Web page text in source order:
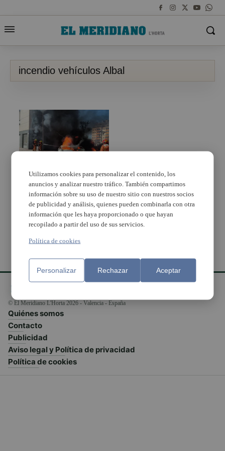
incendio vehículos Albal
Tres vehículos
calcinados por un
incendio en Albal
© El Meridiano L'Horta 2026 - Valencia - España
Quiénes somos
Contacto
Publicidad
Aviso legal y Política de privacidad
Política de cookies
Utilizamos cookies para personalizar el contenido, los
anuncios y analizar nuestro tráfico. También compartimos
información sobre su uso de nuestro sitio con nuestros socios
de publicidad y análisis, quienes pueden combinarla con otra
información que les haya proporcionado o que hayan
recopilado a partir del uso de sus servicios.
Política de cookies
Personalizar Rechazar Aceptar